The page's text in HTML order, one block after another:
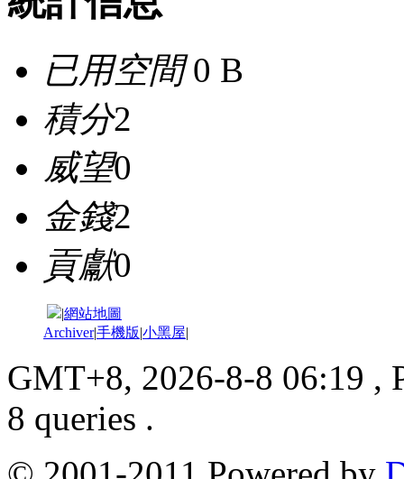
已用空間0 B
積分2
威望0
金錢2
貢獻0
|網站地圖
Archiver|手機版|小黑屋|
GMT+8, 2026-8-8 06:19 ,
8 queries .